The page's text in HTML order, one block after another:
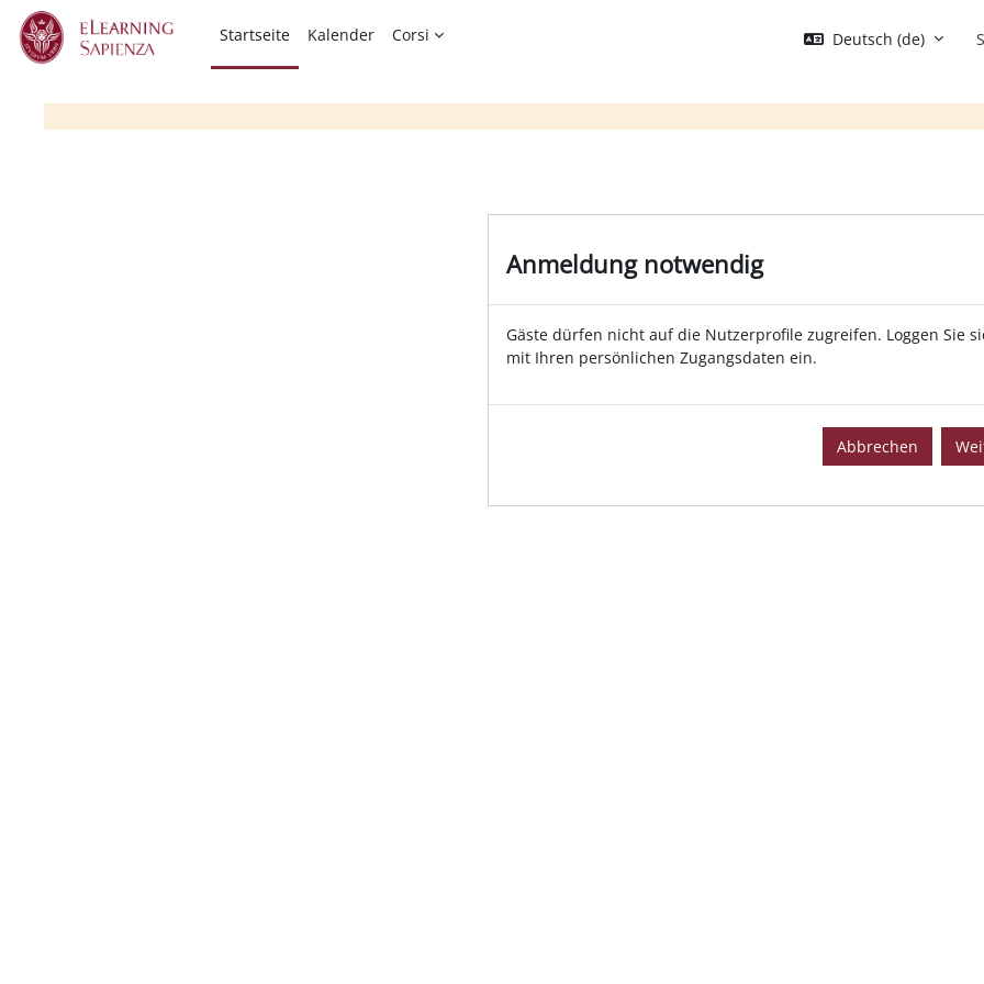
Zum Hauptinhalt
Startseite Kalender Corsi Deutsch ‎(de)‎
Anmeldung notwendig
Gäste dürfen nicht auf die Nutzerprofile zugreifen. Loggen Sie
mit Ihren persönlichen Zugangsdaten ein.
Abbrechen